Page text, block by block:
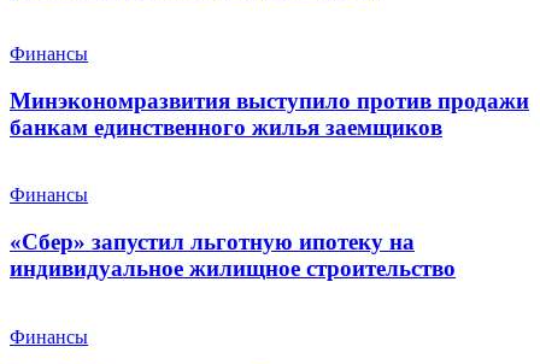
Финансы
Минэкономразвития выступило против продажи
банкам единственного жилья заемщиков
Финансы
«Сбер» запустил льготную ипотеку на
индивидуальное жилищное строительство
Финансы